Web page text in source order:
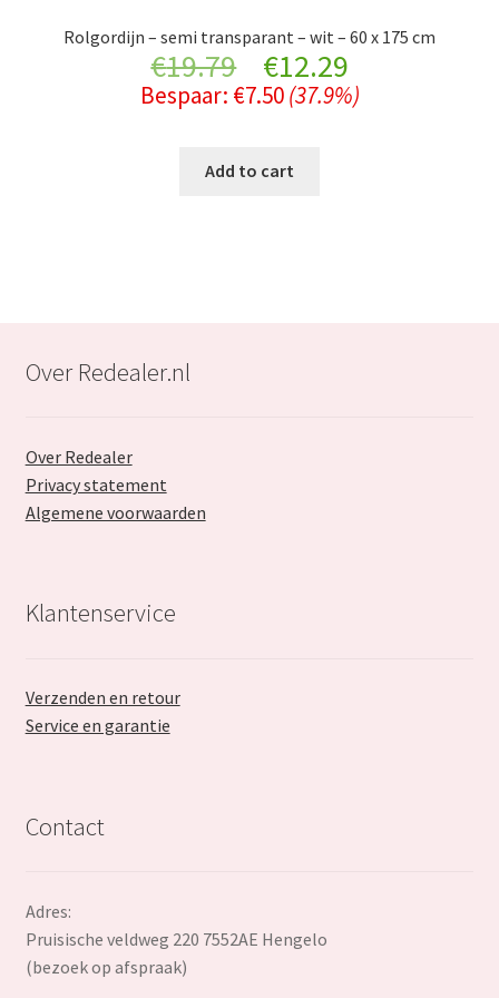
Rolgordijn – semi transparant – wit – 60 x 175 cm
€19.79
Original
price
was:
€12.29Current
price
Bespaar: €7.50 (37.9%)
Add to cart
Over Redealer.nl
Over Redealer
Privacy statement
Algemene voorwaarden
Klantenservice
Verzenden en retour
Service en garantie
Contact
Adres:
Pruisische veldweg 220 7552AE Hengelo
(bezoek op afspraak)